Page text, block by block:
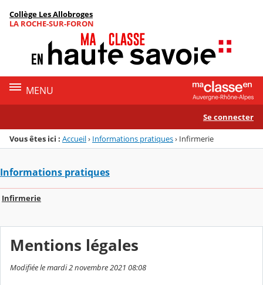
Menu de la rubrique
Contenu
Collège Les Allobroges
LA ROCHE-SUR-FORON
MENU
Se connecter
Vous êtes ici : Accueil› Informations pratiques› Infirmerie
Informations pratiques
Infirmerie
Mentions légales
Modifiée le mardi 2 novembre 2021 08:08